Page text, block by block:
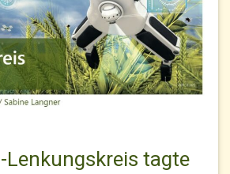
Lenkungskreis tagte